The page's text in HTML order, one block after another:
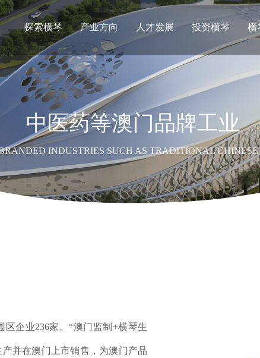
探索横琴 产业方向 人才发展 投资横琴 横
中医药等澳门品牌工业
INDUSTRIES SUCH AS TRADITIONAL
企业236家。“澳门监制+横琴生
并在澳门上市销售，为澳门产品